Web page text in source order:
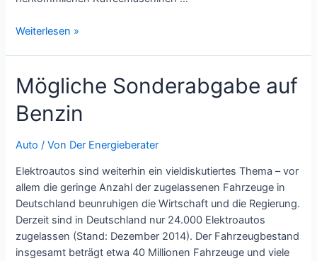
Sparmöglichkeiten
Weiterlesen »
Mögliche Sonderabgabe auf
Benzin
Auto / Von Der Energieberater
Elektroautos sind weiterhin ein vieldiskutiertes Thema – vor
allem die geringe Anzahl der zugelassenen Fahrzeuge in
Deutschland beunruhigen die Wirtschaft und die Regierung.
Derzeit sind in Deutschland nur 24.000 Elektroautos
zugelassen (Stand: Dezember 2014). Der Fahrzeugbestand
insgesamt beträgt etwa 40 Millionen Fahrzeuge und viele